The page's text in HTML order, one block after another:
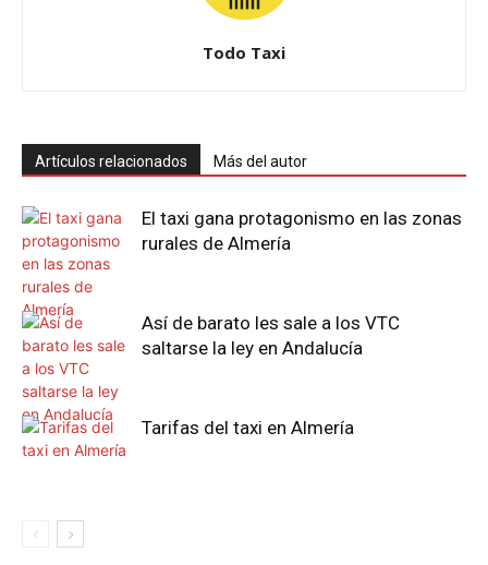
Todo Taxi
Artículos relacionados Más del autor
El taxi gana protagonismo en las zonas
rurales de Almería
Así de barato les sale a los VTC
saltarse la ley en Andalucía
Tarifas del taxi en Almería